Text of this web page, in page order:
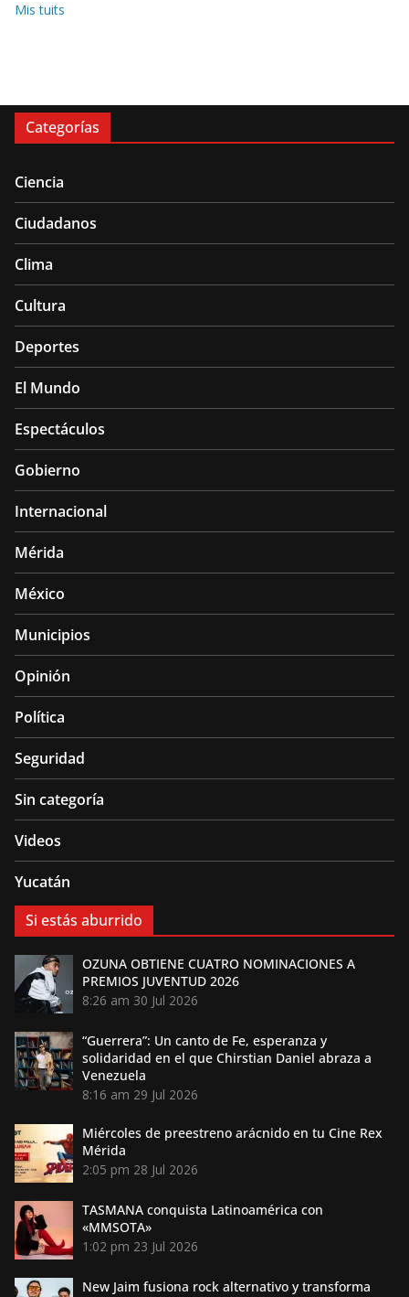
Mis tuits
Categorías
Ciencia
Ciudadanos
Clima
Cultura
Deportes
El Mundo
Espectáculos
Gobierno
Internacional
Mérida
México
Municipios
Opinión
Política
Seguridad
Sin categoría
Videos
Yucatán
Si estás aburrido
OZUNA OBTIENE CUATRO NOMINACIONES A
PREMIOS JUVENTUD 2026
8:26 am 30 Jul 2026
“Guerrera”: Un canto de Fe, esperanza y
solidaridad en el que Chirstian Daniel abraza a
Venezuela
8:16 am 29 Jul 2026
Miércoles de preestreno arácnido en tu Cine Rex
Mérida
2:05 pm 28 Jul 2026
TASMANA conquista Latinoamérica con
«MMSOTA»
1:02 pm 23 Jul 2026
New Jaim fusiona rock alternativo y transforma